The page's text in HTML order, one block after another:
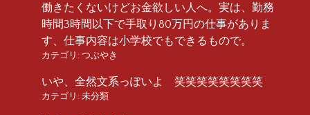
働きたくないけどお金欲しい人へ。実は、勤務
時間3時間以下で手取り80万円の仕事がありま
す、仕事内容は小学校でもできるもので。
カテゴリ: つぶやき
いや、全然文系っぽいよ 笑笑笑笑笑笑笑笑
カテゴリ: 未分類